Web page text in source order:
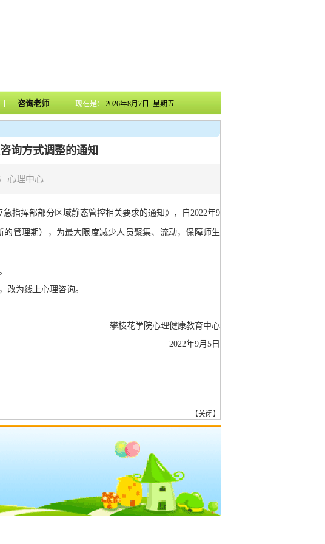
| 咨询老师 现在是： 2026年8月7日 星期五
询方式调整的通知
心理中心
指挥部部分区域静态管控相关要求的通知》，自2022年9
管理期），为最大限度减少人员聚集、流动，保障师生
改为线上心理咨询。
攀枝花学院心理健康教育中心
2022年9月5日
【关闭】